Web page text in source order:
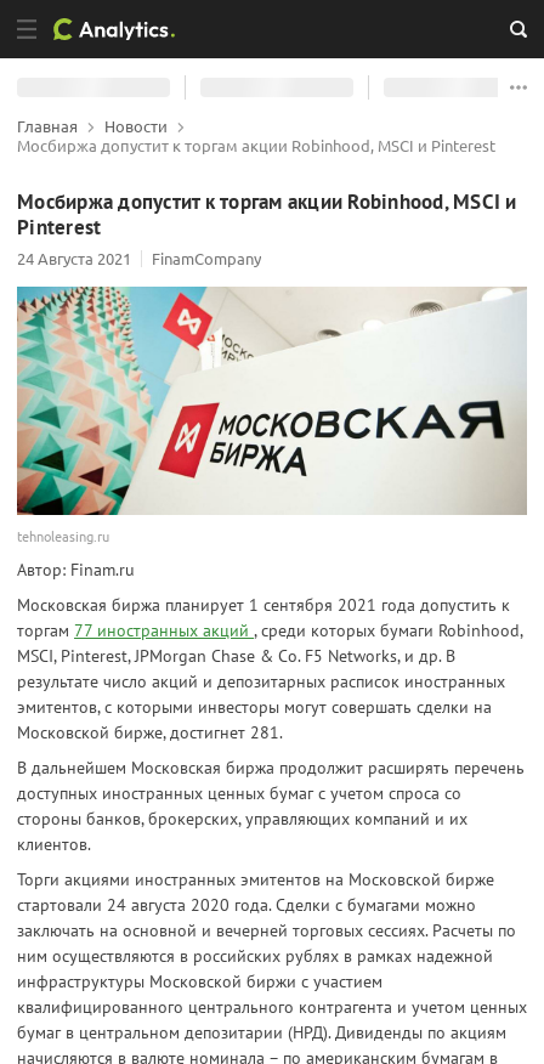
Главная
Новости
Мосбиржа допустит к торгам акции Robinhood, MSCI и Pinterest
Мосбиржа допустит к торгам акции Robinhood, MSCI и
Pinterest
24 Августа 2021 FinamCompany
tehnoleasing.ru
Автор: Finam.ru
Московская биржа планирует 1 сентября 2021 года допустить к
торгам 77 иностранных акций , среди которых бумаги Robinhood,
MSCI, Pinterest, JPMorgan Chase & Co. F5 Networks, и др. В
результате число акций и депозитарных расписок иностранных
эмитентов, с которыми инвесторы могут совершать сделки на
Московской бирже, достигнет 281.
В дальнейшем Московская биржа продолжит расширять перечень
доступных иностранных ценных бумаг с учетом спроса со
стороны банков, брокерских, управляющих компаний и их
клиентов.
Торги акциями иностранных эмитентов на Московской бирже
стартовали 24 августа 2020 года. Сделки с бумагами можно
заключать на основной и вечерней торговых сессиях. Расчеты по
ним осуществляются в российских рублях в рамках надежной
инфраструктуры Московской биржи с участием
квалифицированного центрального контрагента и учетом ценных
бумаг в центральном депозитарии (НРД). Дивиденды по акциям
начисляются в валюте номинала – по американским бумагам в